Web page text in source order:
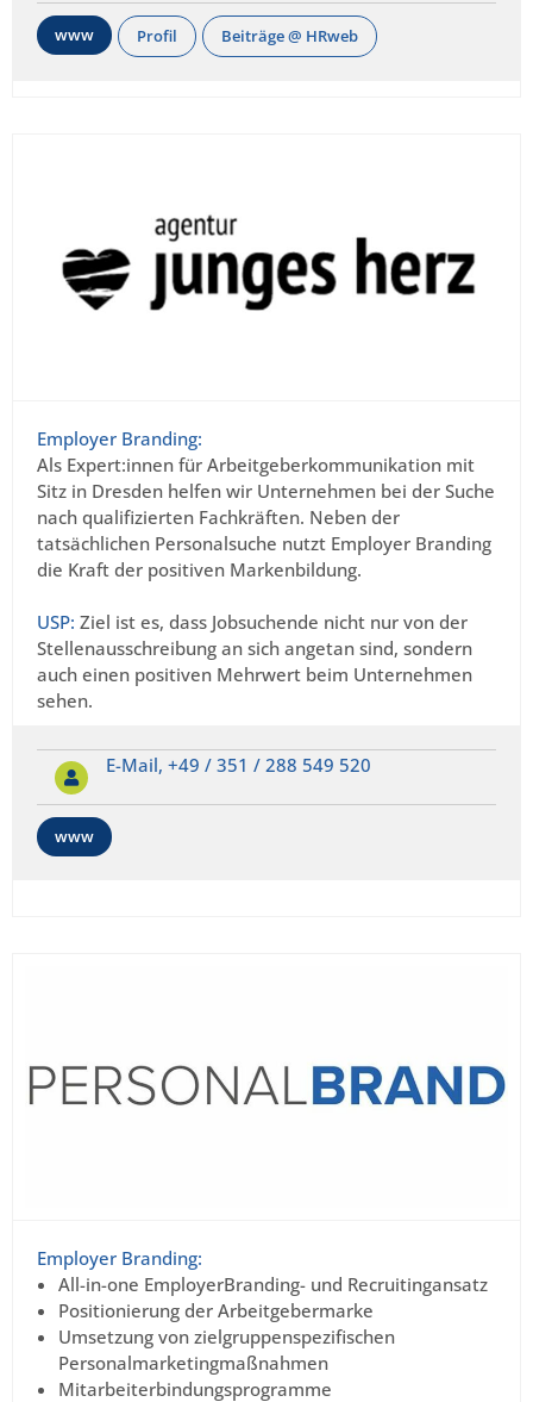
www Profil Beiträge @ HRweb
Employer Branding:
Als Expert:innen für Arbeitgeberkommunikation mit
Sitz in Dresden helfen wir Unternehmen bei der Suche
nach qualifizierten Fachkräften. Neben der
tatsächlichen Personalsuche nutzt Employer Branding
die Kraft der positiven Markenbildung.
USP: Ziel ist es, dass Jobsuchende nicht nur von der
Stellenausschreibung an sich angetan sind, sondern
auch einen positiven Mehrwert beim Unternehmen
sehen.
E-Mail, +49 / 351 / 288 549 520
www
Employer Branding:
All-in-one EmployerBranding- und Recruitingansatz
Positionierung der Arbeitgebermarke
Umsetzung von zielgruppenspezifischen
Personalmarketingmaßnahmen
Mitarbeiterbindungsprogramme